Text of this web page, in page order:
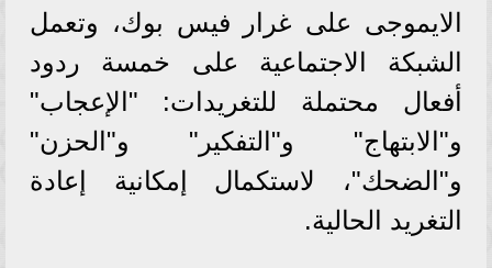
الايموجى على غرار فيس بوك، وتعمل
الشبكة الاجتماعية على خمسة ردود
أفعال محتملة للتغريدات: "الإعجاب"
و"الابتهاج" و"التفكير" و"الحزن"
و"الضحك"، لاستكمال إمكانية إعادة
التغريد الحالية.